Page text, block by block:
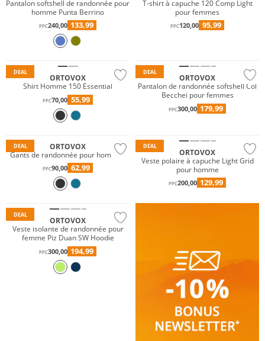
Pantalon softshell de randonnée pour
homme Punta Berrino
PPC240,00 133,99
T-shirt à capuche 120 Comp Light
pour femmes
PPC120,00 95,99
DEAL
ORTOVOX
Shirt Homme 150 Essential
PPC70,00 55,99
DEAL
ORTOVOX
Pantalon de randonnée softshell Col
Becchei pour femmes
PPC300,00 179,99
DEAL
ORTOVOX
Gants de randonnée pour hommes
PPC90,00 62,99
DEAL
ORTOVOX
Veste polaire à capuche Light Grid
pour homme
PPC200,00 129,99
DEAL
ORTOVOX
Veste isolante de randonnée pour
femme Piz Duan SW Hoodie
PPC300,00 194,99